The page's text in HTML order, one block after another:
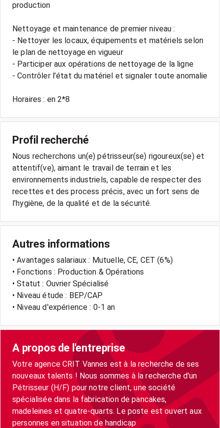
production
Nettoyage et maintenance de premier niveau :
- Nettoyer les locaux, équipements et matériels selon
le plan de nettoyage en vigueur
- Participer aux opérations de nettoyage de la ligne
- Contrôler l’état du matériel et signaler toute anomalie
Horaires : en 2*8
Profil recherché
Nous recherchons un(e) pétrisseur(se) rigoureux(se) et
attentif(ve), aimant le travail de terrain et les
environnements industriels, capable de respecter des
recettes et des process précis, avec un fort sens de
l’hygiène, de la qualité et de la sécurité.
Autres informations
• Avantages salariaux : Mutuelle, CE, CET (6%)
• Fonctions : Production & Opérations
• Statut : Ouvrier Spécialisé
• Niveau étude : BEP/CAP
• Niveau d'expérience : 0-1 an
A propos de l'entreprise
Votre agence CRIT Vannes est à la recherche de ses
nouveaux talents ! Nous sommes à la recherche d'un
Pétrisseur (H/F) pour notre client, une société
spécialisée dans la fabrication de pancakes,
madeleines et quatre-quarts. Le poste est ouvert aux
personnes en situation de handicap